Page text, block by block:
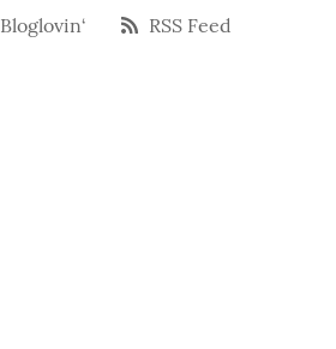
Bloglovin‘ RSS Feed